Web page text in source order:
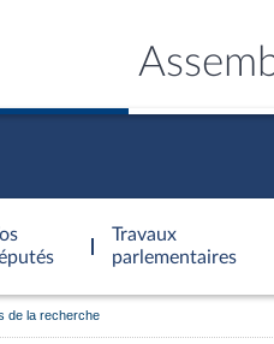
Travaux
parlementaires
de la recherche